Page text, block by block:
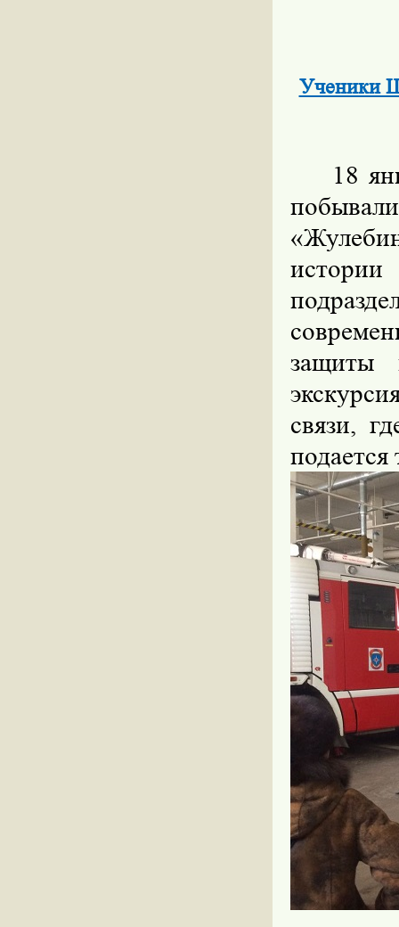
Ученики
18
защиты
связи,
подается